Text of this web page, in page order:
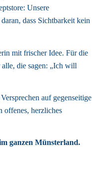
Unsere
dass Sichtbarkeit kein
mit frischer Idee. Für die
die sagen: „Ich will
auf gegenseitige
offenes, herzliches
ganzen Münsterland.